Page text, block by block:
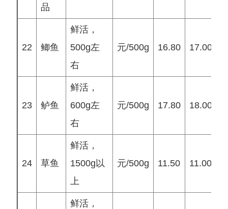
品
22 鲫鱼
鲜活，
500g左
右
元/500g 16.80 17.00
23 鲈鱼
鲜活，
600g左
右
元/500g 17.80 18.00
24 草鱼
鲜活，
1500g以
上
元/500g 11.50 11.00
鲜活，